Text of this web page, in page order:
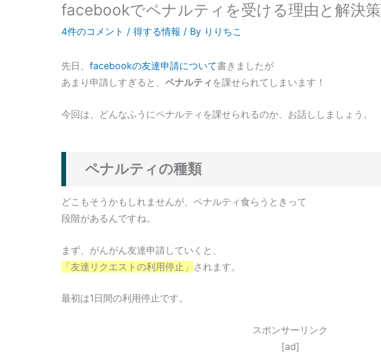
facebookでペナルティを受ける理由と解決策
4件のコメント / 得する情報 / By りりちこ
先日、 facebookの友達申請について書きましたが
あまり申請しすぎると、 ペナルティ を課せられてしまいます！
今回は、どんなふうにペナルティを課せられるのか、お話ししましょう。
ペナルティの種類
どこもそうかもしれませんが、ペナルティ食らうときって
段階があるんですね。
まず、がんがん友達申請していくと、
「友達リクエストの利用停止」 されます。
最初は1日間の利用停止です。
スポンサーリンク
[ad]